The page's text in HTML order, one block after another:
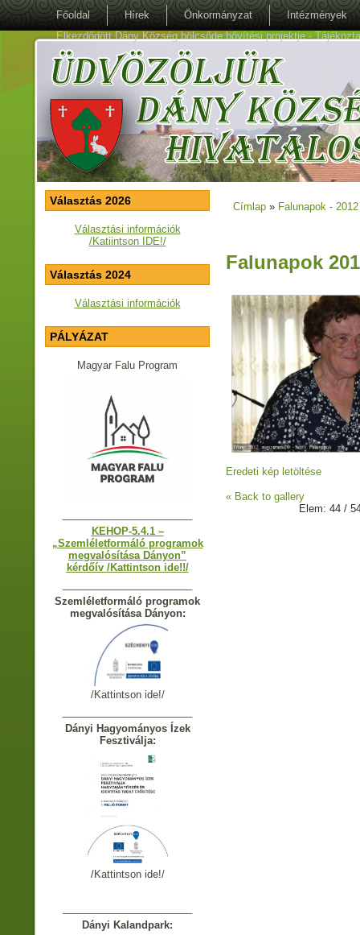
Főoldal Hírek Önkormányzat
Intézmények
Elkezdődött Dány Község bölcsőde bővítési projektje -
Választás 2026
Választási információk
/Katiintson IDE!/
Választás 2024
Választási információk
PÁLYÁZAT
Magyar Falu Program
KEHOP-5.4.1 –
„Szemléletformáló programok
megvalósítása Dányon”
kérdőív /Kattintson ide!!/
Szemléletformáló programok
megvalósítása Dányon:
/Kattintson ide!/
Dányi Hagyományos Ízek
Fesztiválja:
/Kattintson ide!/
Dányi Kalandpark:
Jelenlegi hely
Címlap » Falunapok -
Falunapok
Eredeti kép letöltése
« Back to gallery
Elem: 44 /